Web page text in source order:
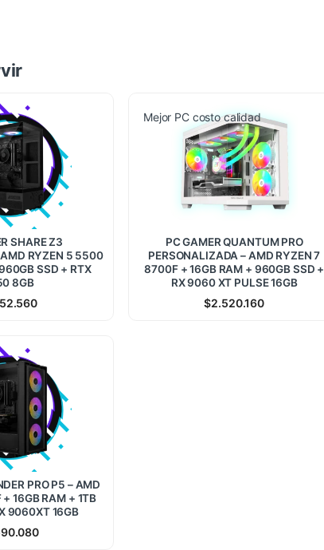
SHARE Z3
RYZEN 5 5500
SSD + RTX
8GB
Mejor PC costo calidad
PC GAMER QUANTUM PRO
PERSONALIZADA – AMD RYZEN 7
8700F + 16GB RAM + 960GB SSD +
RX 9060 XT PULSE 16GB
$2.520.160
PRO P5 – AMD
16GB RAM + 1TB
9060XT 16GB